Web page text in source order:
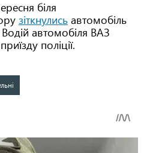
біля
зіткнулись автомобіль
автомобіля ВАЗ
поліції.